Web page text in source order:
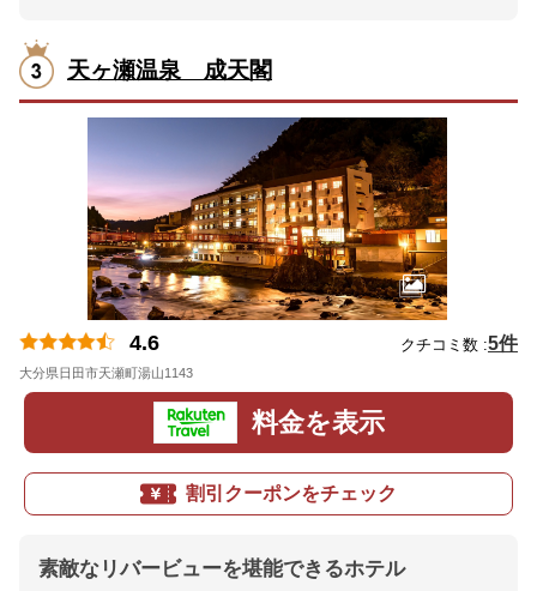
天ヶ瀬温泉 成天閣
4.6 クチコミ数 :5件
大分県日田市天瀬町湯山1143
料金を表示
割引クーポンをチェック
素敵なリバービューを堪能できるホテル